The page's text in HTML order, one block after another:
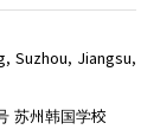
Suzhou, Jiangsu,
苏州韩国学校